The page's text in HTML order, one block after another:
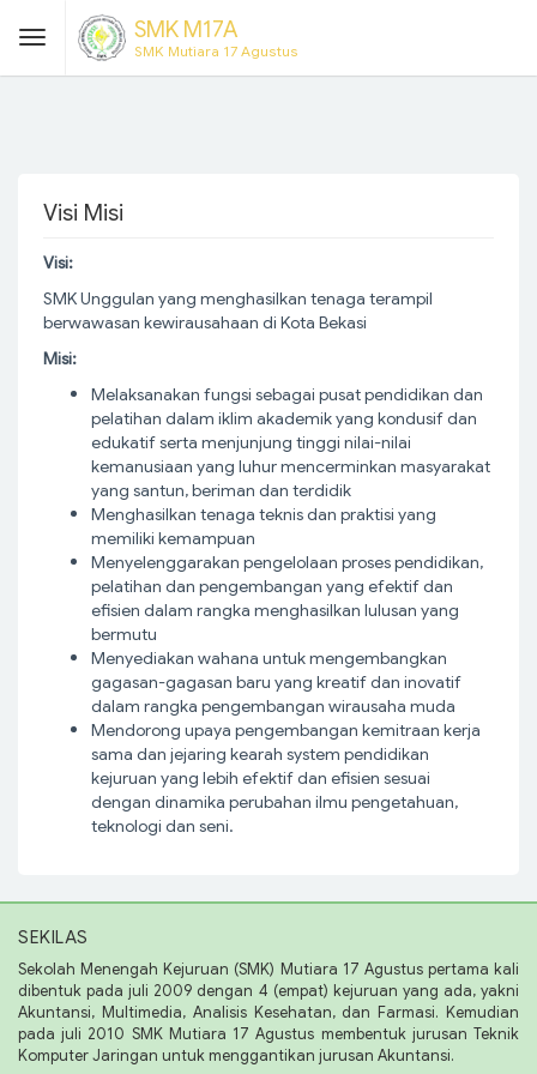
SMK M17A
SMK Mutiara 17 Agustus
Visi Misi
Visi:
SMK Unggulan yang menghasilkan tenaga terampil
berwawasan kewirausahaan di Kota Bekasi
Misi:
Melaksanakan fungsi sebagai pusat pendidikan dan
pelatihan dalam iklim akademik yang kondusif dan
edukatif serta menjunjung tinggi nilai-nilai
kemanusiaan yang luhur mencerminkan masyarakat
yang santun, beriman dan terdidik
Menghasilkan tenaga teknis dan praktisi yang
memiliki kemampuan
Menyelenggarakan pengelolaan proses pendidikan,
pelatihan dan pengembangan yang efektif dan
efisien dalam rangka menghasilkan lulusan yang
bermutu
Menyediakan wahana untuk mengembangkan
gagasan-gagasan baru yang kreatif dan inovatif
dalam rangka pengembangan wirausaha muda
Mendorong upaya pengembangan kemitraan kerja
sama dan jejaring kearah system pendidikan
kejuruan yang lebih efektif dan efisien sesuai
dengan dinamika perubahan ilmu pengetahuan,
teknologi dan seni.
SEKILAS
Sekolah Menengah Kejuruan (SMK) Mutiara 17 Agustus pertama kali
dibentuk pada juli 2009 dengan 4 (empat) kejuruan yang ada, yakni
Akuntansi, Multimedia, Analisis Kesehatan, dan Farmasi. Kemudian
pada juli 2010 SMK Mutiara 17 Agustus membentuk jurusan Teknik
Komputer Jaringan untuk menggantikan jurusan Akuntansi.